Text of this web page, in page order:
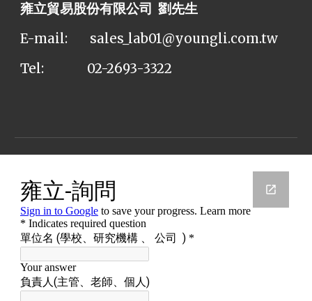
雍立貿易股份有限公司 劉先生
E-mail:
sales_lab01@youngli.com.tw
Tel:
02-2693-3322